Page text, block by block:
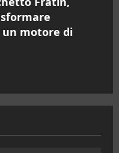
motore di